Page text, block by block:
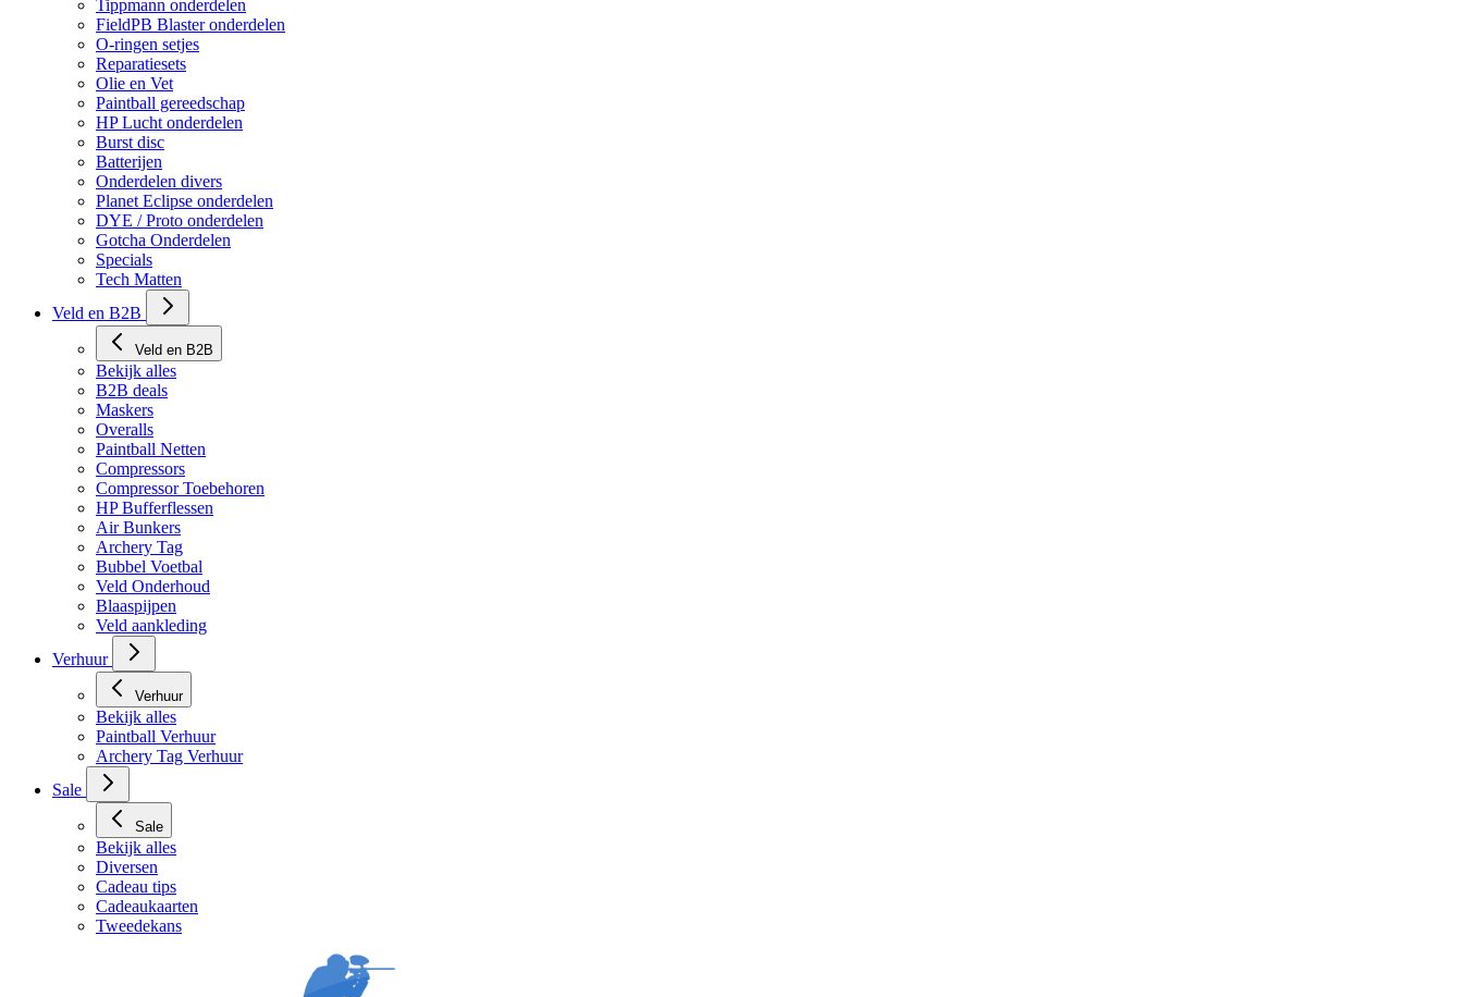
Tippmann onderdelen
FieldPB Blaster onderdelen
O-ringen setjes
Reparatiesets
Olie en Vet
Paintball gereedschap
HP Lucht onderdelen
Burst disc
Batterijen
Onderdelen divers
Planet Eclipse onderdelen
DYE / Proto onderdelen
Gotcha Onderdelen
Specials
Tech Matten
Veld en B2B
Veld en B2B
Bekijk alles
B2B deals
Maskers
Overalls
Paintball Netten
Compressors
Compressor Toebehoren
HP Bufferflessen
Air Bunkers
Archery Tag
Bubbel Voetbal
Veld Onderhoud
Blaaspijpen
Veld aankleding
Verhuur
Verhuur
Bekijk alles
Paintball Verhuur
Archery Tag Verhuur
Sale
Sale
Bekijk alles
Diversen
Cadeau tips
Cadeaukaarten
Tweedekans